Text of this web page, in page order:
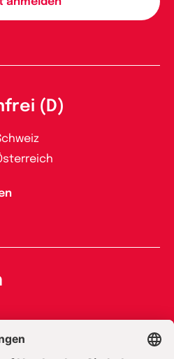
(D)
E-Books